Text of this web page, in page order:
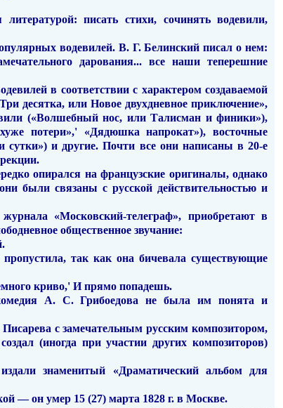
лите­ратурой: писать стихи, сочинять водевили,
водевилей. В. Г. Белинский писал о нем:
дарования... все наши теперешние
в соответствии с характером создаваемой
десятка, или Новое двухдневное приключение»,
(«Волшебный нос, или Талисман ифиники»),
потери»,' «Дядюшка напрокат»), восточные
и другие. Почти все они написаны в 20-е
опирался на французские оригиналы, однако
были связаны с русской действительностью и
«Московский-телеграф», приобретают в
об­щественное звучание:
так как она бичевала существующие
криво,' И прямо попадешь.
А. С. Грибоедова не была им понята и
Писарева с замечательным русским композитором,
(иног­да при участии других композиторов)
знаменитый «Драматический альбом для
— он умер 15 (27) марта 1828 г. в Москве.